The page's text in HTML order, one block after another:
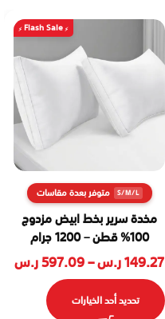
Flash Sale
متوفر بعدة مقاسات
مخدة سرير بخط ابيض مزدوج
100% قطن – 1200 جرام
149.27ر.س–
597.09ر.س
تحديد أحد الخيارات